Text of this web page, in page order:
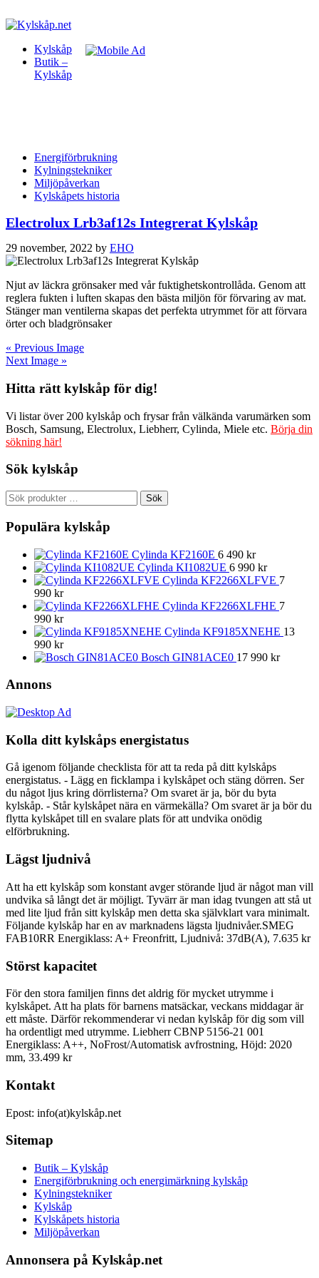
Kylskåp
Butik –
Kylskåp
Energiförbrukning
Kylningstekniker
Miljöpåverkan
Kylskåpets historia
Electrolux Lrb3af12s Integrerat Kylskåp
29 november, 2022 by EHO
Njut av läckra grönsaker med vår fuktighetskontrollåda. Genom att
reglera fukten i luften skapas den bästa miljön för förvaring av mat.
Stänger man ventilerna skapas det perfekta utrymmet för att förvara
örter och bladgrönsaker
« Previous Image
Next Image »
Hitta rätt kylskåp för dig!
Vi listar över 200 kylskåp och frysar från välkända varumärken som
Bosch, Samsung, Electrolux, Liebherr, Cylinda, Miele etc. Börja din
sökning här!
Sök kylskåp
Sök
efter:
Sök
Populära kylskåp
Cylinda KF2160E 6 490 kr
Cylinda KI1082UE 6 990 kr
Cylinda KF2266XLFVE 7
990 kr
Cylinda KF2266XLFHE 7
990 kr
Cylinda KF9185XNEHE 13
990 kr
Bosch GIN81ACE0 17 990 kr
Annons
Kolla ditt kylskåps energistatus
Gå igenom följande checklista för att ta reda på ditt kylskåps
energistatus. - Lägg en ficklampa i kylskåpet och stäng dörren. Ser
du något ljus kring dörrlisterna? Om svaret är ja, bör du byta
kylskåp. - Står kylskåpet nära en värmekälla? Om svaret är ja bör du
flytta kylskåpet till en svalare plats för att undvika onödig
elförbrukning.
Lägst ljudnivå
Att ha ett kylskåp som konstant avger störande ljud är något man vill
undvika så långt det är möjligt. Tyvärr är man idag tvungen att stå ut
med lite ljud från sitt kylskåp men detta ska självklart vara minimalt.
Följande kylskåp har en av marknadens lägsta ljudnivåer.SMEG
FAB10RR Energiklass: A+ Freonfritt, Ljudnivå: 37dB(A), 7.635 kr
Störst kapacitet
För den stora familjen finns det aldrig för mycket utrymme i
kylskåpet. Att ha plats för barnens matsäckar, veckans middagar är
ett måste. Därför rekommenderar vi nedan kylskåp för dig som vill
ha ordentligt med utrymme. Liebherr CBNP 5156-21 001
Energiklass: A++, NoFrost/Automatisk avfrostning, Höjd: 2020
mm, 33.499 kr
Kontakt
Epost: info(at)kylskåp.net
Sitemap
Butik – Kylskåp
Energiförbrukning och energimärkning kylskåp
Kylningstekniker
Kylskåp
Kylskåpets historia
Miljöpåverkan
Annonsera på Kylskåp.net